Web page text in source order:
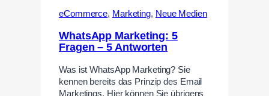
eCommerce, Marketing, Neue Medien
WhatsApp Marketing: 5
Fragen – 5 Antworten
Was ist WhatsApp Marketing? Sie
kennen bereits das Prinzip des Email
Marketings. Hier können Sie übrigens